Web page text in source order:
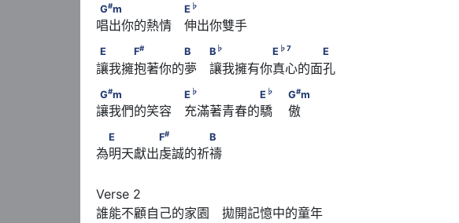
G#m　　　　　　 E
G#m E ♭
唱出你的熱情　伸出你雙手
E　　　F
B　 B E ♭7
E F# B B ♭ E ♭7 E
讓我擁抱著你的夢　讓我擁有你真心的面孔
G#m　　　　　　 E E
G#m E ♭ E ♭ G#m
讓我們的笑容　充滿著青春的驕    傲
E　　　　F
B
E F# B
為明天獻出虔誠的祈禱
Verse 2
誰能不顧自己的家園　拋開記憶中的童年